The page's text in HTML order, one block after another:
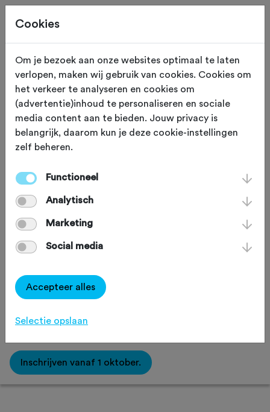
ZONDAG 11 OKT Esbeek (Noord Brabant)
Najaarstocht Esbeek
2026
Mountainbike
Favoriet
Omgeving
Inschrijven vanaf 1 oktober.
Cookies
Om je bezoek aan onze websites optimaal te laten
verlopen, maken wij gebruik van cookies. Cookies om
het verkeer te analyseren en cookies om
(advertentie)inhoud te personaliseren en sociale
media content aan te bieden. Jouw privacy is
belangrijk, daarom kun je deze cookie-instellingen
zelf beheren.
Functioneel
Analytisch
Marketing
Social media
Accepteer alles
Selectie opslaan